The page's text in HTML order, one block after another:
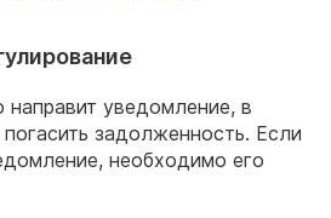
уведомление, в
задолженность. Если
необходимо его